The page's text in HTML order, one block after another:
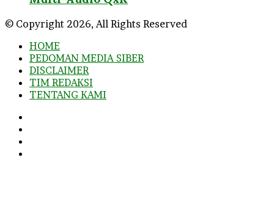
© Copyright 2026, All Rights Reserved
HOME
PEDOMAN MEDIA SIBER
DISCLAIMER
TIM REDAKSI
TENTANG KAMI